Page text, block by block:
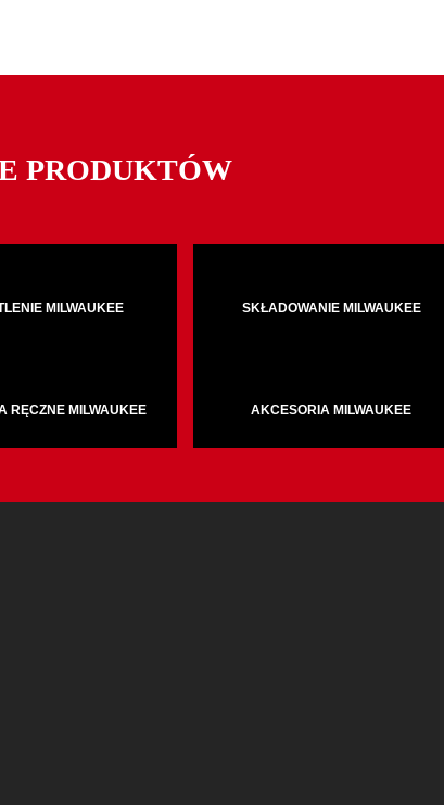
PRODUKTÓW
MILWAUKEE SKŁADOWANIE MILWAUKEE
RĘCZNE MILWAUKEE AKCESORIA MILWAUKEE